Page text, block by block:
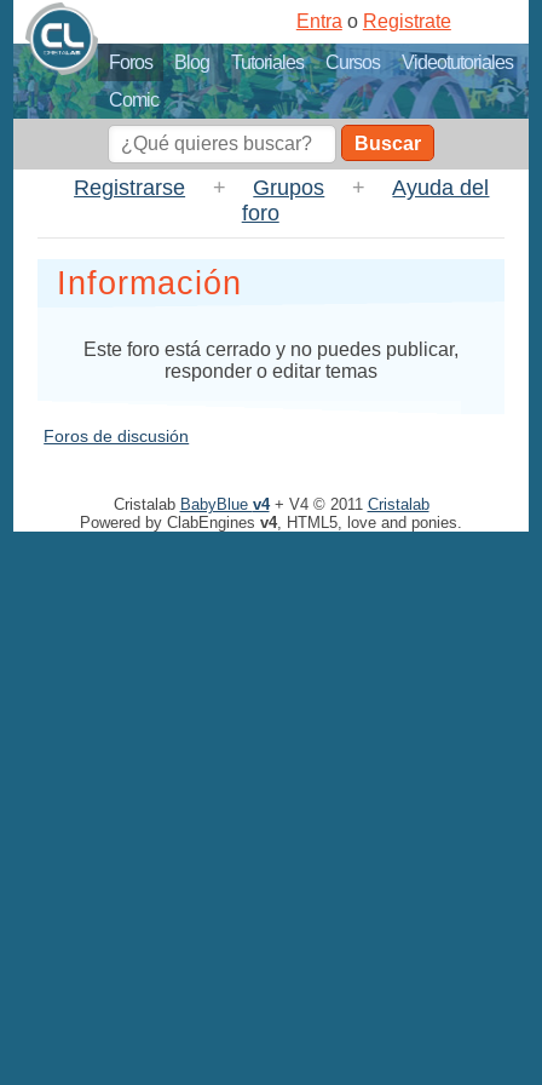
Foros Blog Tutoriales Cursos
Videotutoriales
Comic
Entra o Registrate
Buscar
Registrarse + Grupos +
Ayuda del
foro
Información
Este foro está cerrado y no puedes publicar,
responder o editar temas
Foros de discusión
Cristalab BabyBlue v4+ V4 © 2011 Cristalab
Powered by ClabEngines v4, HTML5, love and ponies.